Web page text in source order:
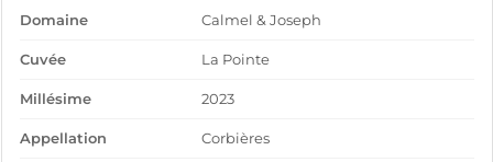
Domaine Calmel & Joseph
Cuvée La Pointe
Millésime 2023
Appellation Corbières